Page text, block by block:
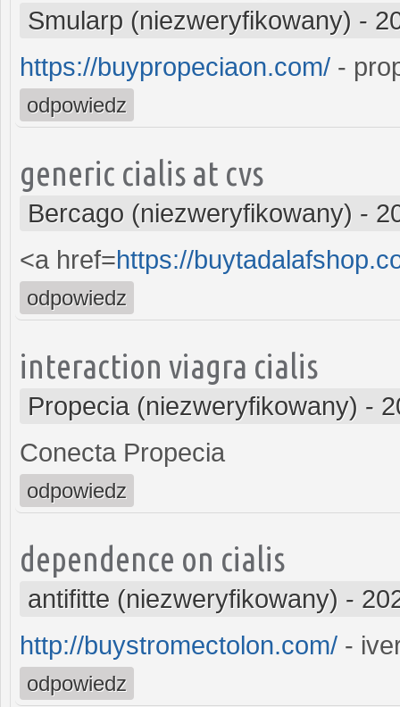
Smularp (niezweryfikowany) -
https://buypropeciaon.com/ -
odpowiedz
generic cialis at cvs
Bercago (niezweryfikowany) -
<a href=https://
odpowiedz
interaction viagra cialis
Propecia (niezweryfikowany) -
Conecta Propecia
odpowiedz
dependence on cialis
antifitte (niezweryfikowany) -
http://buystromectolon.com/ -
odpowiedz